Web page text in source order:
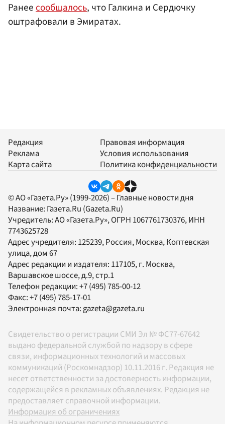
Ранеесообщалось, что Галкина и Сердючку
оштрафовали в Эмиратах.
Редакция
Реклама
Карта сайта
Правовая информация
Условия использования
Политика конфиденциальности
© АО «Газета.Ру» (1999-2026) – Главные новости дня
Название: Газета.Ru (Gazeta.Ru)
Учредитель:АО «Газета.Ру», ОГРН 1067761730376, ИНН
7743625728
Адрес учредителя: 125239, Россия, Москва, Коптевская
улица, дом 67
Адрес редакции и издателя: 117105, г. Москва,
Варшавское шоссе, д.9, стр.1
Телефон редакции:+7 (495) 785-00-12
Факс:+7 (495) 785-17-01
Электронная почта: gazeta@gazeta.ru
Свидетельство о регистрации СМИ Эл № ФС77-67642
выдано федеральной службой по надзору в сфере
связи, информационных технологий и массовых
коммуникаций (Роскомнадзор) 10.11.2016 г. Редакция не
несет ответственности за достоверность информации,
содержащейся в рекламных объявлениях. Редакция не
предоставляет справочной информации.
Информация об ограничениях